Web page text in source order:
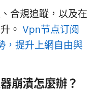
合規追蹤，以及在
。 Vpn节点订阅
，提升上網自由與
崩潰怎麼辦？